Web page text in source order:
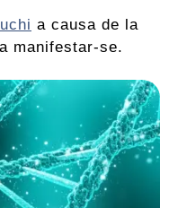
a causa de la
manifestar-se.